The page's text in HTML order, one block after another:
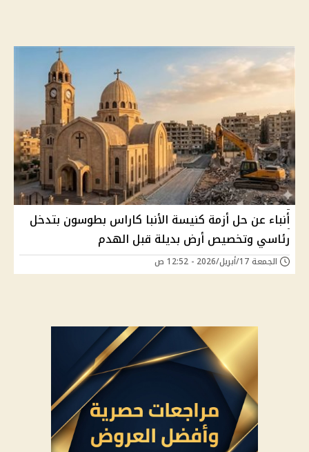
أنباء عن حل أزمة كنيسة الأنبا كاراس بطوسون بتدخل
رئاسي وتخصيص أرض بديلة قبل الهدم
الجمعة 17/أبريل/2026 - 12:52 ص